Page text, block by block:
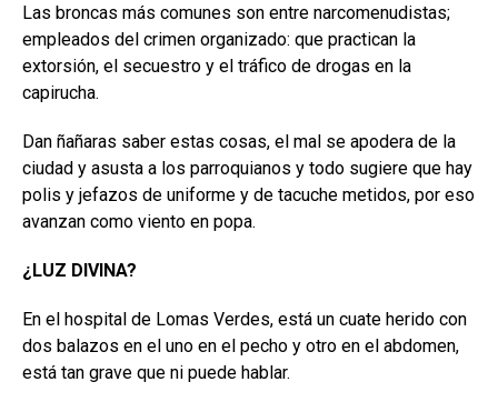
Las broncas más comunes son entre narcomenudistas;
empleados del crimen organizado: que practican la
extorsión, el secuestro y el tráfico de drogas en la
capirucha.
Dan ñañaras saber estas cosas, el mal se apodera de la
ciudad y asusta a los parroquianos y todo sugiere que hay
polis y jefazos de uniforme y de tacuche metidos, por eso
avanzan como viento en popa.
¿LUZ DIVINA?
En el hospital de Lomas Verdes, está un cuate herido con
dos balazos en el uno en el pecho y otro en el abdomen,
está tan grave que ni puede hablar.